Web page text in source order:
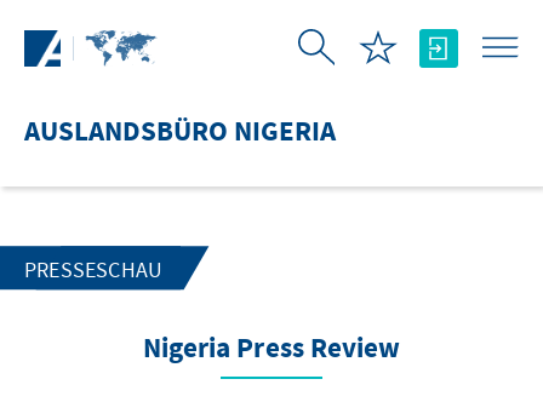
AUSLANDSBÜRO NIGERIA
PRESSESCHAU
Nigeria Press Review